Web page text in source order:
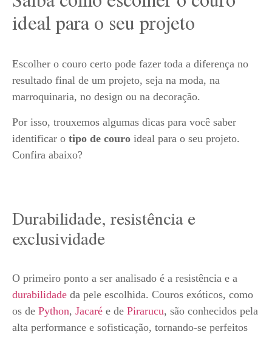
ideal para o seu projeto
Escolher o couro certo pode fazer toda a diferença no
resultado final de um projeto, seja na moda, na
marroquinaria, no design ou na decoração.
Por isso, trouxemos algumas dicas para você saber
identificar o tipo de couro ideal para o seu projeto.
Confira abaixo?
Durabilidade, resistência e
exclusividade
O primeiro ponto a ser analisado é a resistência e a
durabilidade da pele escolhida. Couros exóticos, como
os de Python, Jacaré e de Pirarucu, são conhecidos pela
alta performance e sofisticação, tornando-se perfeitos